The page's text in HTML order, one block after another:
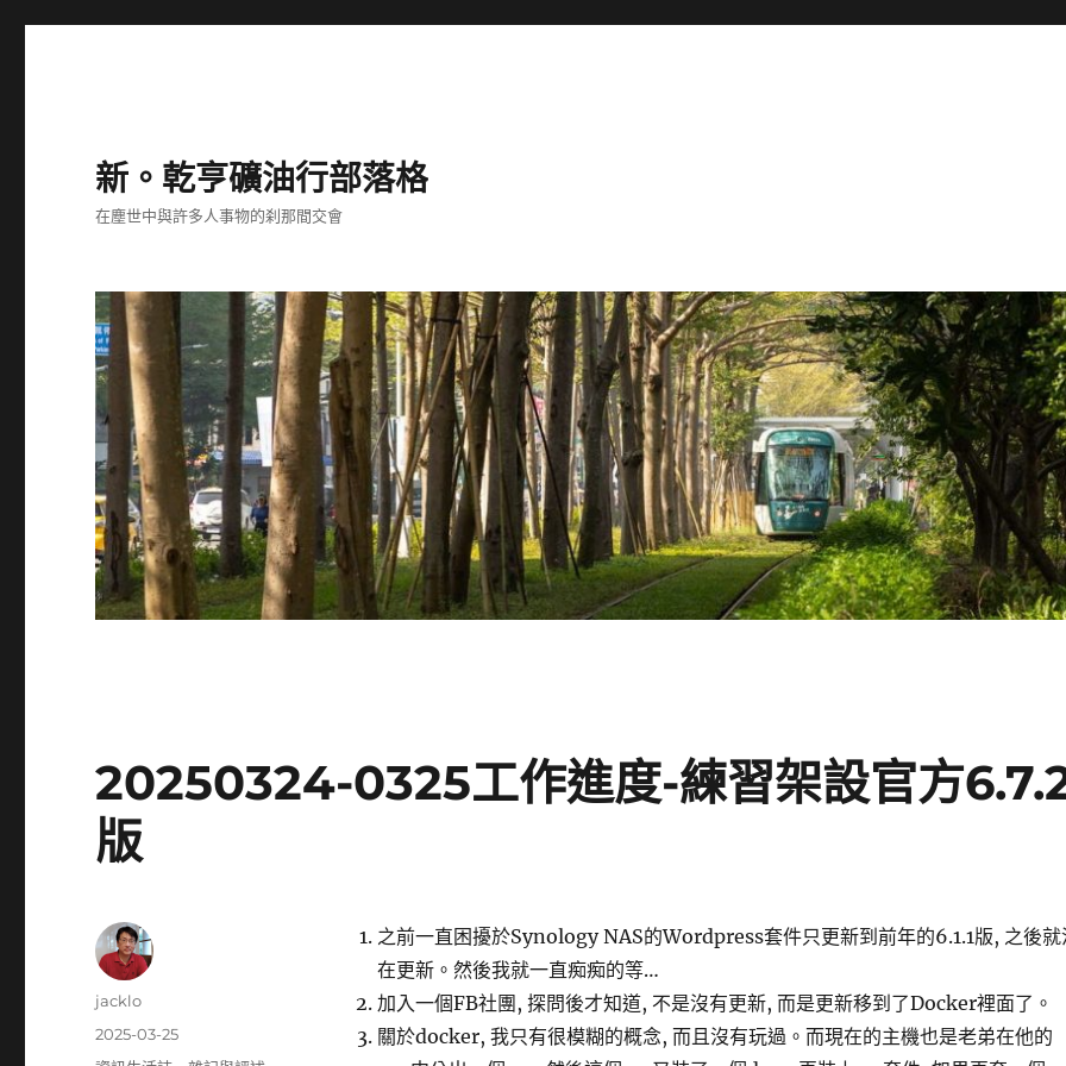
新。乾亨礦油行部落格
在塵世中與許多人事物的刹那間交會
20250324-0325工作進度-練習架設官方
版
之前一直困擾於Synology NAS的Wordpress套件只更新到前年的6.1.1版, 之後就
在更新。然後我就一直痴痴的等…
加入一個FB社團, 探問後才知道, 不是沒有更新, 而是更新移到了Docker裡面了。
關於docker, 我只有很模糊的概念, 而且沒有玩過。而現在的主機也是老弟在他的
作
jacklo
發
佈
2025-03-25